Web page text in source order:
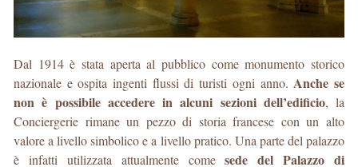
Dal 1914 è stata aperta al pubblico come monumento storico
nazionale e ospita ingenti flussi di turisti ogni anno. Anche se
non è possibile accedere in alcuni sezioni dell’edificio, la
Conciergerie rimane un pezzo di storia francese con un alto
valore a livello simbolico e a livello pratico. Una parte del palazzo
è infatti utilizzata attualmente comesede del Palazzo di